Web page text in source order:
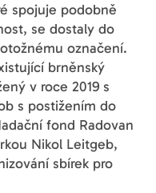
spojuje podobně
se dostaly do
označení.
brněnský
v roce 2019 s
s postižením do
fond Radovan
Nikol Leitgeb,
sbírek pro